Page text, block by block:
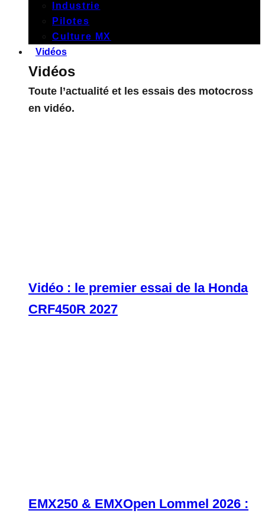
Industrie
Pilotes
Culture MX
Vidéos
Vidéos
Toute l’actualité et les essais des motocross
en vidéo.
Vidéo : le premier essai de la Honda
CRF450R 2027
EMX250 & EMXOpen Lommel 2026 :